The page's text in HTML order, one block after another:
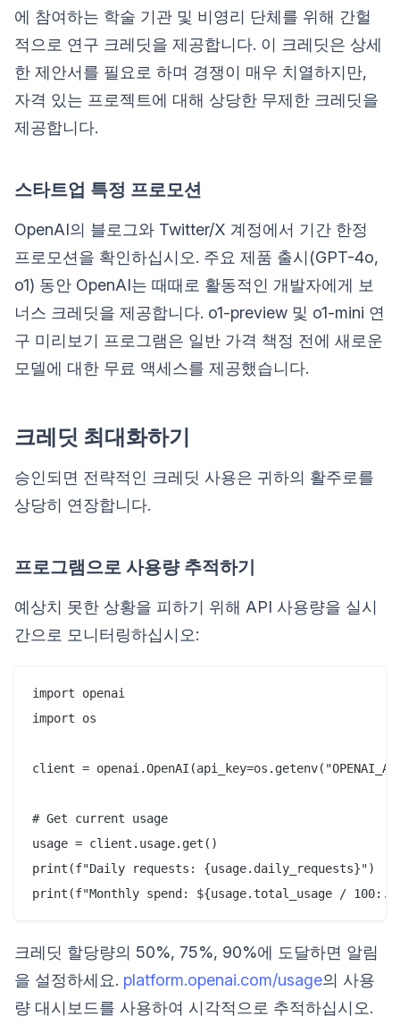
에 참여하는 학술 기관 및 비영리 단체를 위해 간헐
적으로 연구 크레딧을 제공합니다. 이 크레딧은 상세
한 제안서를 필요로 하며 경쟁이 매우 치열하지만,
자격 있는 프로젝트에 대해 상당한 무제한 크레딧을
제공합니다.
스타트업 특정 프로모션
OpenAI의 블로그와 Twitter/X 계정에서 기간 한정
프로모션을 확인하십시오. 주요 제품 출시(GPT-4o,
o1) 동안 OpenAI는 때때로 활동적인 개발자에게 보
너스 크레딧을 제공합니다. o1-preview 및 o1-mini 연
구 미리보기 프로그램은 일반 가격 책정 전에 새로운
모델에 대한 무료 액세스를 제공했습니다.
크레딧 최대화하기
승인되면 전략적인 크레딧 사용은 귀하의 활주로를
상당히 연장합니다.
프로그램으로 사용량 추적하기
예상치 못한 상황을 피하기 위해 API 사용량을 실시
간으로 모니터링하십시오:
import openai
import os
client =
# Get current usage
usage = client.usage.get()
print(f"Daily requests: {usage.daily_requests}")
크레딧 할당량의 50%, 75%, 90%에 도달하면 알림
을 설정하세요. platform.openai.com/usage의 사용
량 대시보드를 사용하여 시각적으로 추적하십시오.